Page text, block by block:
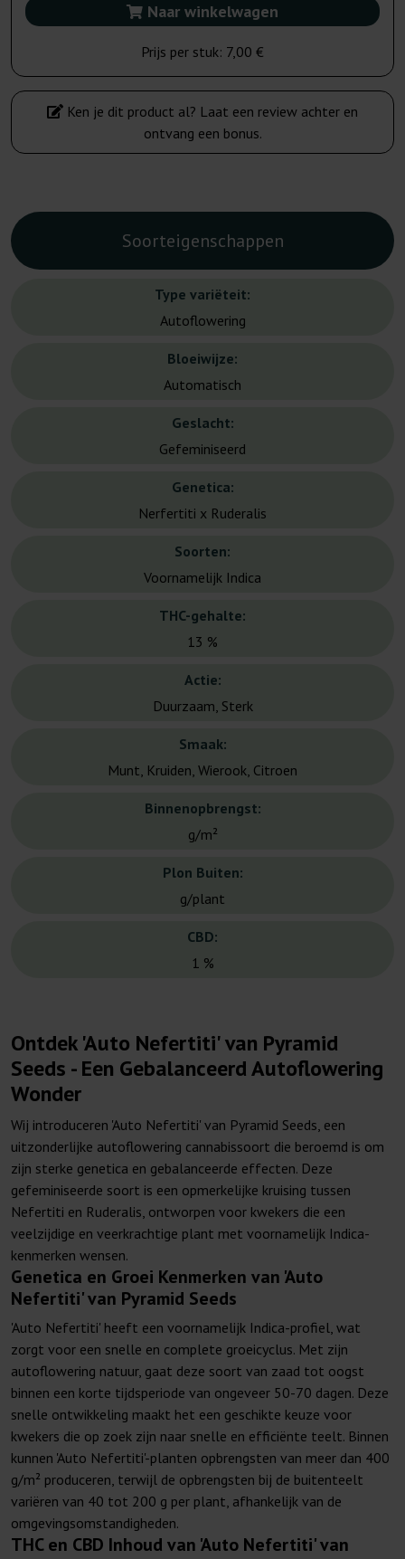
Naar winkelwagen
Prijs per stuk: 7,00 €
Ken je dit product al? Laat een review achter en
ontvang een bonus.
Soorteigenschappen
Type variëteit:
Autoflowering
Bloeiwijze:
Automatisch
Geslacht:
Gefeminiseerd
Genetica:
Nerfertiti x Ruderalis
Soorten:
Voornamelijk Indica
THC-gehalte:
13 %
Actie:
Duurzaam, Sterk
Smaak:
Munt, Kruiden, Wierook, Citroen
Binnenopbrengst:
g/m²
Plon Buiten:
g/plant
CBD:
1 %
Ontdek 'Auto Nefertiti' van Pyramid
Seeds - Een Gebalanceerd Autoflowering
Wonder
Wij introduceren 'Auto Nefertiti' van Pyramid Seeds, een
uitzonderlijke autoflowering cannabissoort die beroemd is om
zijn sterke genetica en gebalanceerde effecten. Deze
gefeminiseerde soort is een opmerkelijke kruising tussen
Nefertiti en Ruderalis, ontworpen voor kwekers die een
veelzijdige en veerkrachtige plant met voornamelijk Indica-
kenmerken wensen.
Genetica en Groei Kenmerken van 'Auto
Nefertiti' van Pyramid Seeds
'Auto Nefertiti' heeft een voornamelijk Indica-profiel, wat
zorgt voor een snelle en complete groeicyclus. Met zijn
autoflowering natuur, gaat deze soort van zaad tot oogst
binnen een korte tijdsperiode van ongeveer 50-70 dagen. Deze
snelle ontwikkeling maakt het een geschikte keuze voor
kwekers die op zoek zijn naar snelle en efficiënte teelt. Binnen
kunnen 'Auto Nefertiti'-planten opbrengsten van meer dan 400
g/m² produceren, terwijl de opbrengsten bij de buitenteelt
variëren van 40 tot 200 g per plant, afhankelijk van de
omgevingsomstandigheden.
THC en CBD Inhoud van 'Auto Nefertiti' van